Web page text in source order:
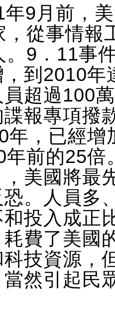
9月前，
，從事情報
。9．11事
到2010年
超過100
報專項撥
年，已經增
年前的25倍
美國將最
。人員多
投入成正
費了美國
技資源，
當然引起民